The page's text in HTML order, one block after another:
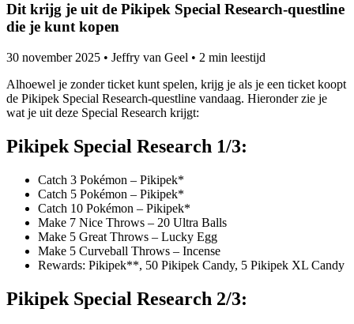
Dit krijg je uit de Pikipek Special Research-questline
die je kunt kopen
30 november 2025 • Jeffry van Geel • 2 min leestijd
Alhoewel je zonder ticket kunt spelen, krijg je als je een ticket koopt
de Pikipek Special Research-questline vandaag. Hieronder zie je
wat je uit deze Special Research krijgt:
Pikipek Special Research 1/3:
Catch 3 Pokémon – Pikipek*
Catch 5 Pokémon – Pikipek*
Catch 10 Pokémon – Pikipek*
Make 7 Nice Throws – 20 Ultra Balls
Make 5 Great Throws – Lucky Egg
Make 5 Curveball Throws – Incense
Rewards: Pikipek**, 50 Pikipek Candy, 5 Pikipek XL Candy
Pikipek Special Research 2/3: